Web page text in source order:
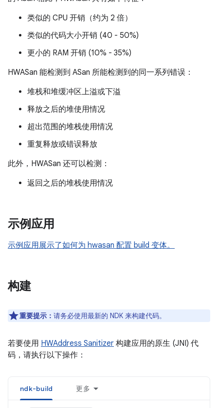
类似的 CPU 开销（约为 2 倍）
类似的代码大小开销 (40 - 50%)
更小的 RAM 开销 (10% - 35%)
HWASan 能检测到 ASan 所能检测到的同一系列错误：
堆栈和堆缓冲区上溢或下溢
释放之后的堆使用情况
超出范围的堆栈使用情况
重复释放或错误释放
此外，HWASan 还可以检测：
返回之后的堆栈使用情况
示例应用
示例应用展示了如何为 hwasan 配置 build 变体。
构建
重要提示： 请务必使用最新的 NDK 来构建代码。
若要使用 HWAddress Sanitizer 构建应用的原生 (JNI) 代
码，请执行以下操作：
ndk-build 更多